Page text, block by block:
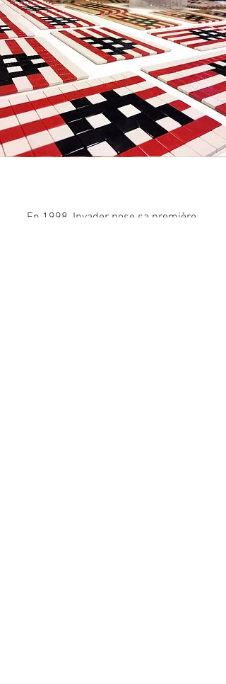
En 1998, Invader pose sa première